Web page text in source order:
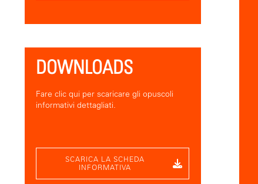
DOWNLOADS
Fare clic qui per scaricare gli opuscoli
informativi dettagliati.
SCARICA LA SCHEDA
INFORMATIVA